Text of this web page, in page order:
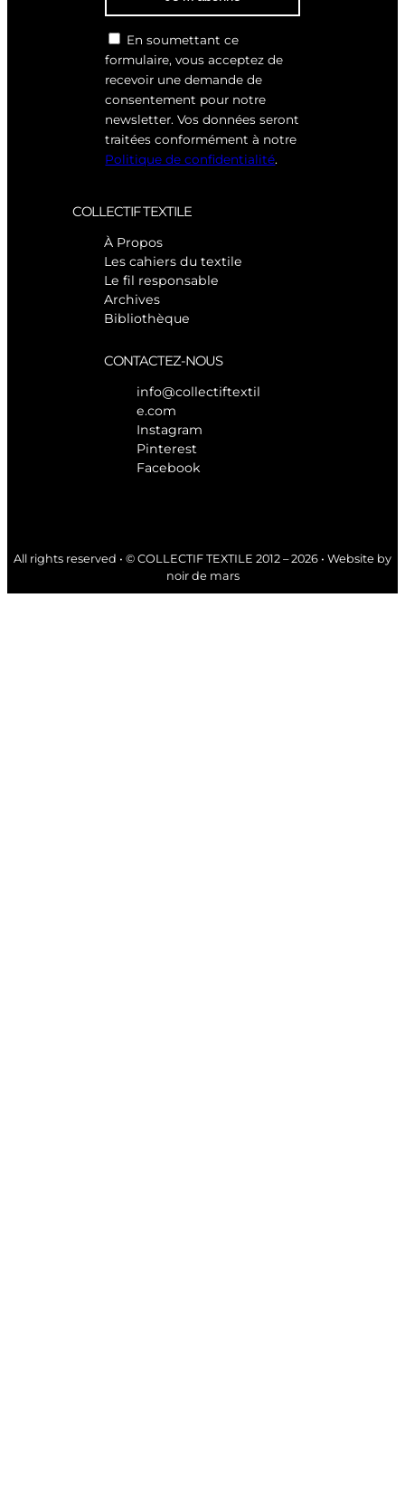
En soumettant ce
formulaire, vous acceptez de
recevoir une demande de
consentement pour notre
newsletter. Vos données seront
traitées conformément à notre
Politique de confidentialité.
COLLECTIF TEXTILE
À Propos
Les cahiers du textile
Le fil responsable
Archives
Bibliothèque
CONTACTEZ-NOUS
info@collectiftextil
e.com
Instagram
Pinterest
Facebook
All rights reserved • © COLLECTIF TEXTILE 2012 – 2026 • Website by
noir de mars